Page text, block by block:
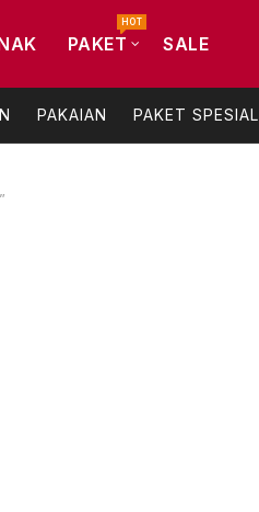
PAKET
HOT
SALE
PAKAIAN PAKET SPESIAL